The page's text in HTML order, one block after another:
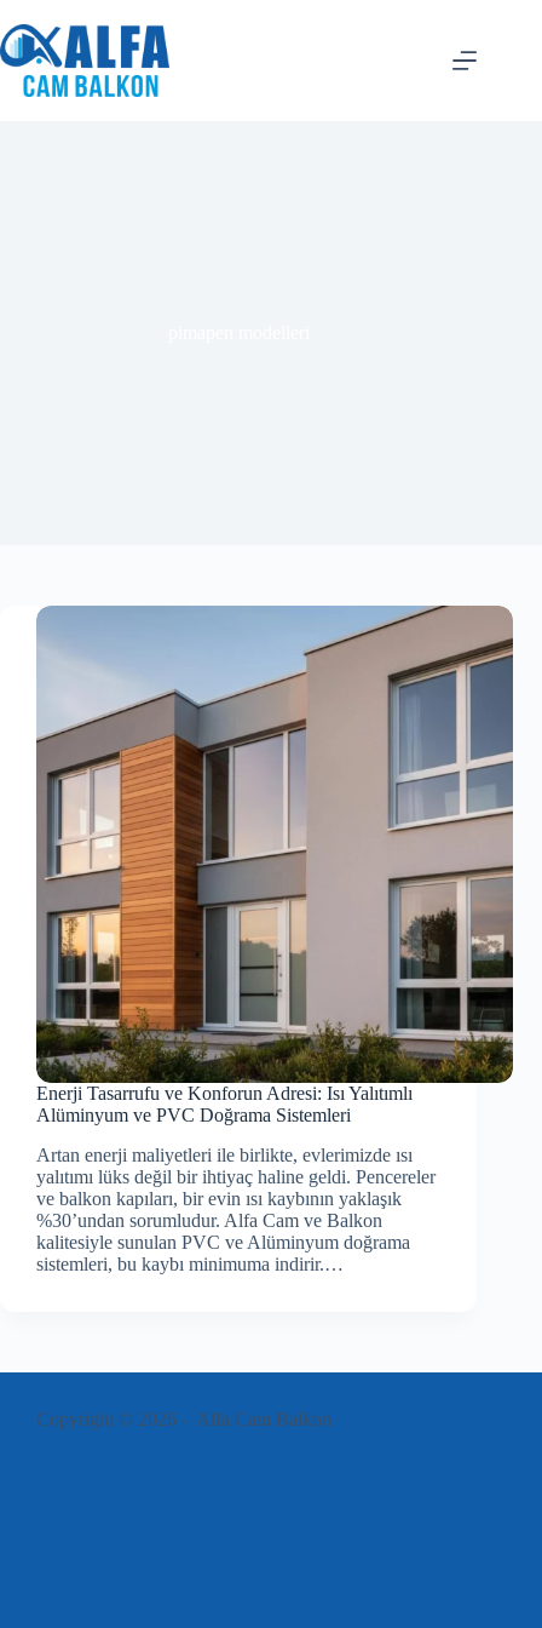
Enerji Tasarrufu ve Konforun Adresi: Isı Yalıtımlı
Alüminyum ve PVC Doğrama Sistemleri
Artan enerji maliyetleri ile birlikte, evlerimizde ısı
yalıtımı lüks değil bir ihtiyaç haline geldi. Pencereler
ve balkon kapıları, bir evin ısı kaybının yaklaşık
%30’undan sorumludur. Alfa Cam ve Balkon
kalitesiyle sunulan PVC ve Alüminyum doğrama
sistemleri, bu kaybı minimuma indirir.…
Copyright © 2026 - Alfa Cam Balkon